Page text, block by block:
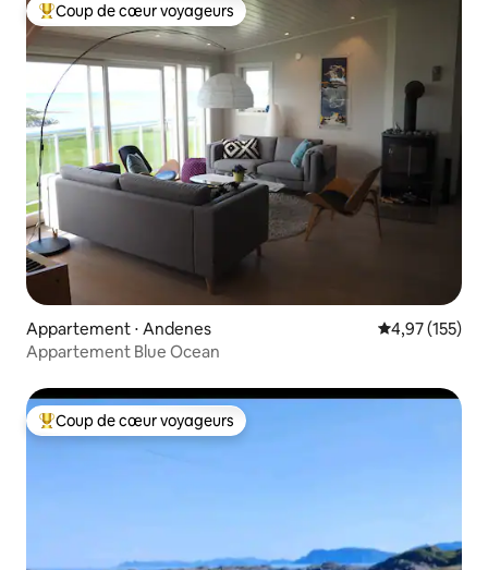
Coups de cœur voyageurs les plus appréciés
Coup de cœur voyageurs
Appartement ⋅ Andenes Évaluation
4,97 (155)
Appartement Blue Ocean
Coups de cœur voyageurs les plus appréciés
Coup de cœur voyageurs